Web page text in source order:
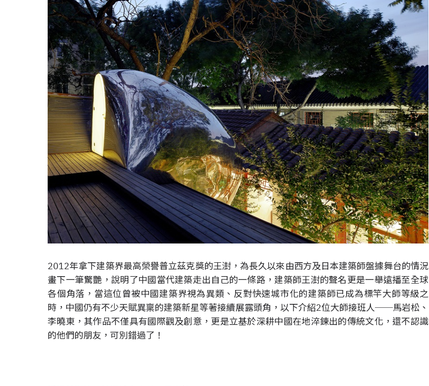
2012年拿下建築界最高榮譽普立茲克獎的王澍，為長久以來由西方及日本建築師盤據舞台的情況
畫下一筆驚艷，說明了中國當代建築走出自己的一條路， 建築師王澍的聲名更是一舉遠播至全球
各個角落，當這位曾被中國建築界視為異類、反對快速城市化的建築師已成為標竿大師等級之
時，中國仍有不少天賦異稟的建築新星等著接續展露頭角，以下介紹2位大師接班人──馬岩松、
李曉東，其作品不僅具有國際觀及創意 ，更是立基於深耕中國在地淬鍊出的傳統文化，還不認識
的他們的朋友，可別錯過了！